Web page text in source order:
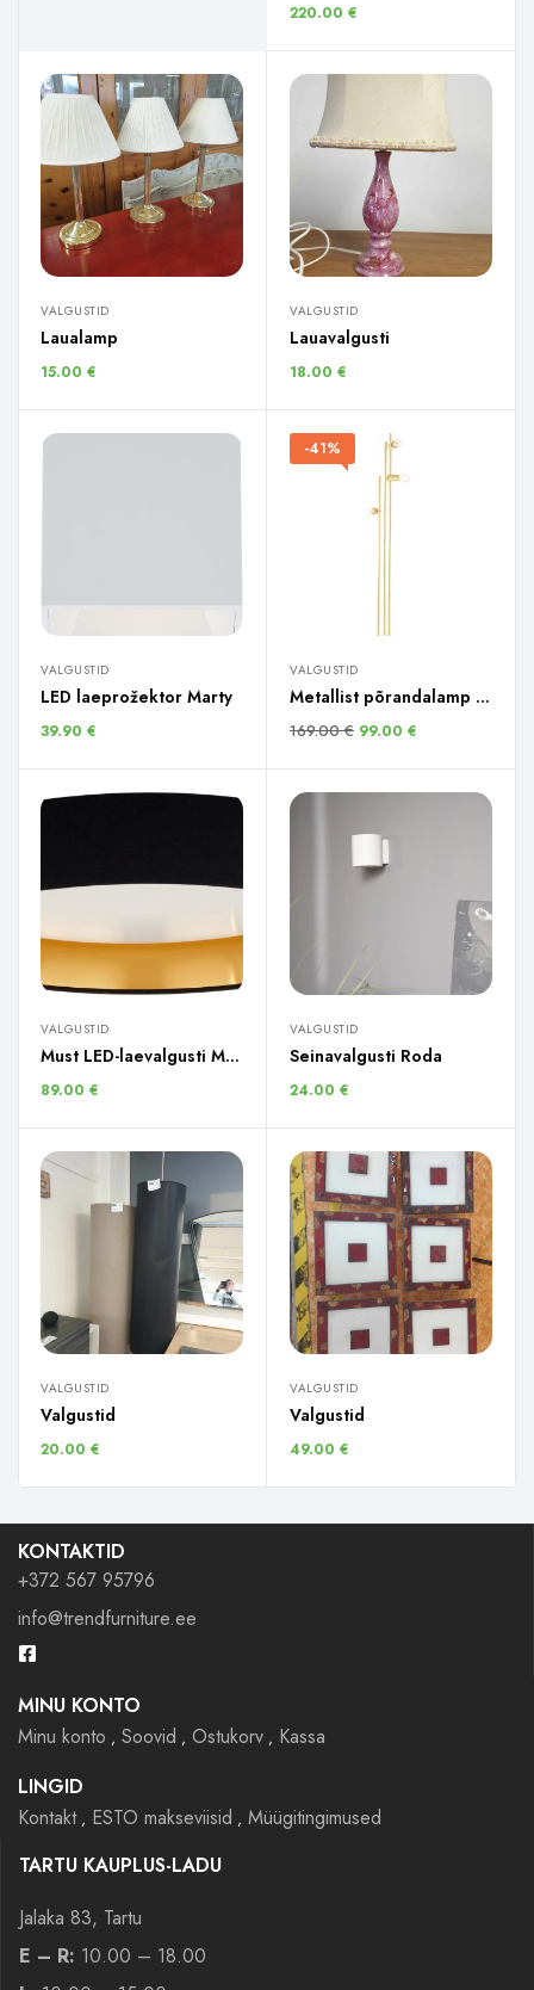
220.00 €
VALGUSTID
Laualamp
15.00 €
VALGUSTID
Lauavalgusti
18.00 €
VALGUSTID
LED laeprožektor Marty
39.90 €
-41%
VALGUSTID
Metallist põrandalamp Panama
169.00€ 99.00 €
VALGUSTID
Must LED-laevalgusti Mallory
89.00 €
VALGUSTID
Seinavalgusti Roda
24.00 €
VALGUSTID
Valgustid
20.00 €
VALGUSTID
Valgustid
49.00 €
KONTAKTID
+372 567 95796
info@trendfurniture.ee
MINU KONTO
Minu konto
Soovid Ostukorv
Kassa
LINGID
Kontakt
ESTO makseviisid
Müügitingimused
TARTU KAUPLUS-LADU
Jalaka 83, Tartu
E – R: 10.00 – 18.00